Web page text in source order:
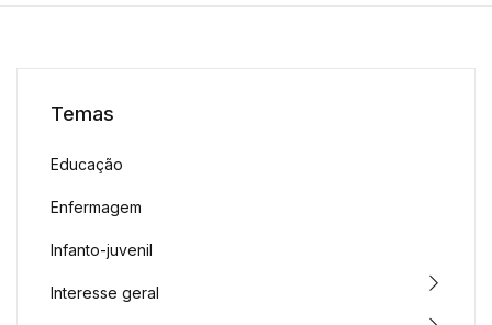
Temas
Educação
Enfermagem
Infanto-juvenil
Interesse geral